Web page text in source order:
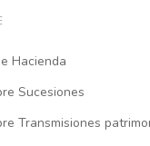
Hacienda
Sucesiones
Transmisiones